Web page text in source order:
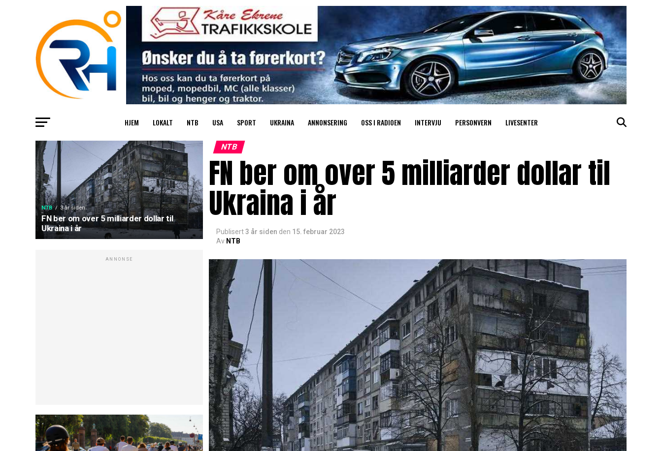
HJEM LOKALT NTB USA SPORT UKRAINA ANNONSERING OSS I RADIOEN INTERVJU PERSONVERN LIVESENTER
NTB 3 år siden
FN ber om over 5 milliarder dollar til
Ukraina i år
ANNONSE
NTB
FN ber om over 5 milliarder dollar til
Ukraina i år
Publisert3 år siden den 15. februar 2023
Av NTB